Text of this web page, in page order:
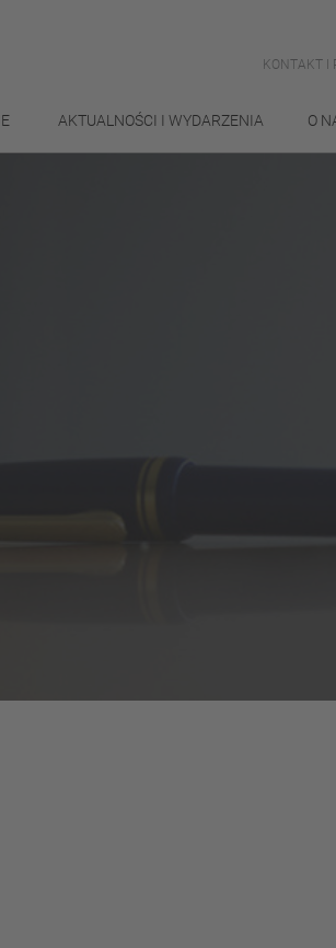
KONTAKT I
AKTUALNOŚCI I WYDARZENIA O